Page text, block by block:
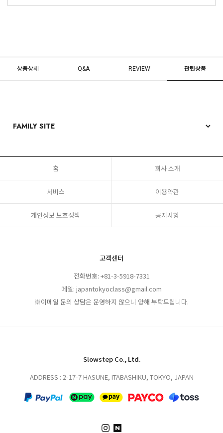
상품상세 Q&A REVIEW 관련상품
홈 회사 소개
서비스 이용약관
개인정보 보호정책 공지사항
고객센터
전화번호: +81-3-5918-7331
메일: japantokyoclass@gmail.com
※이메일 문의 상담은 운영하지 않으니 양해 부탁드립니다.
Slowstep Co., Ltd.
ADDRESS : 2-17-7 HASUNE, ITABASHIKU, TOKYO, JAPAN